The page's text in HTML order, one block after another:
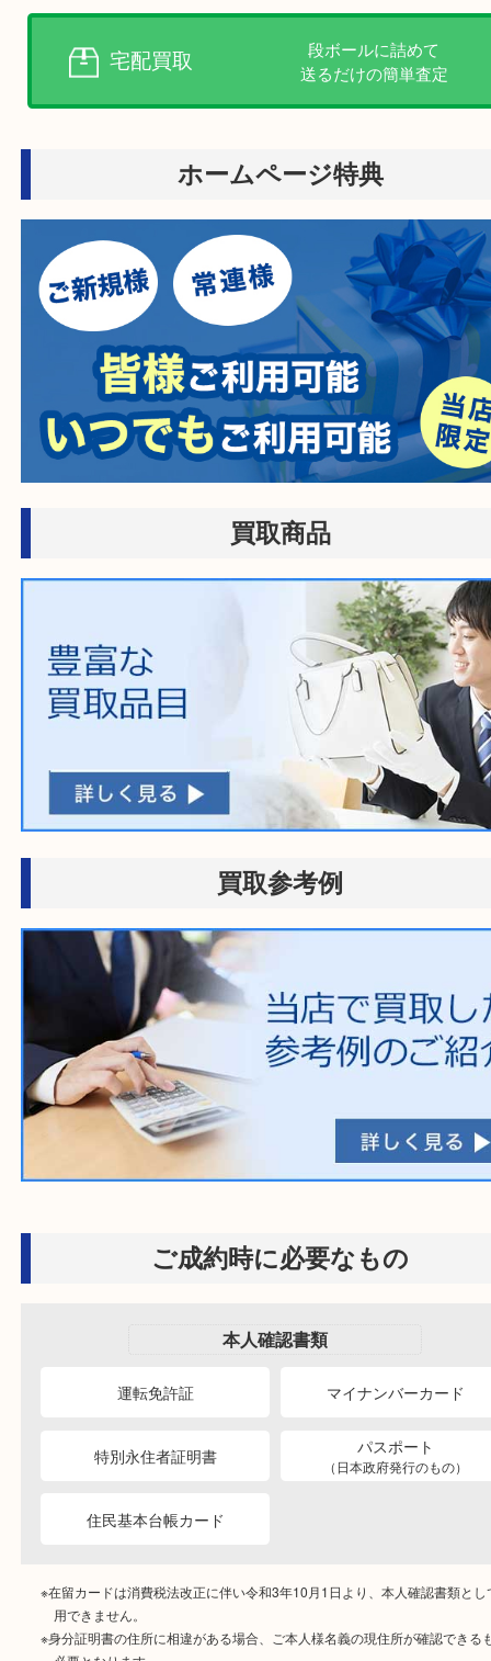
せていただきます。
お客様のご都合に合わせて
売りたい時に、お客様の都合に
買取方法をお選びいただけます
店頭買取、出張買取、宅配買取
様にあった買取方法をお選びく
店頭買取
商品を当店へお持ち込
ご自宅にお伺いし
その場で無料査定
宅配買取 段ボールに詰めて
送るだけの簡単査定
ホームページ特典
買取参考例